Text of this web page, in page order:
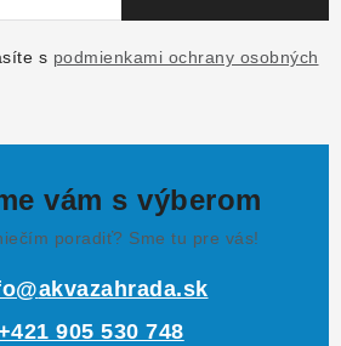
s podmienkami ochrany osobných
vám s výberom
poradiť? Sme tu pre vás!
@akvazahrada.sk
905 530 748